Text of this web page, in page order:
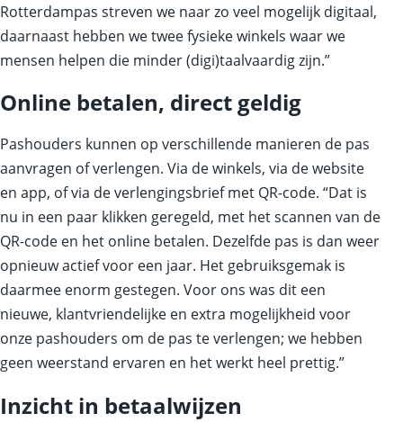
Rotterdampas streven we naar zo veel mogelijk digitaal,
daarnaast hebben we twee fysieke winkels waar we
mensen helpen die minder (digi)taalvaardig zijn.”
Online betalen, direct geldig
Pashouders kunnen op verschillende manieren de pas
aanvragen of verlengen. Via de winkels, via de website
en app, of via de verlengingsbrief met QR-code. “Dat is
nu in een paar klikken geregeld, met het scannen van de
QR-code en het online betalen. Dezelfde pas is dan weer
opnieuw actief voor een jaar. Het gebruiksgemak is
daarmee enorm gestegen. Voor ons was dit een
nieuwe, klantvriendelijke en extra mogelijkheid voor
onze pashouders om de pas te verlengen; we hebben
geen weerstand ervaren en het werkt heel prettig.”
Inzicht in betaalwijzen